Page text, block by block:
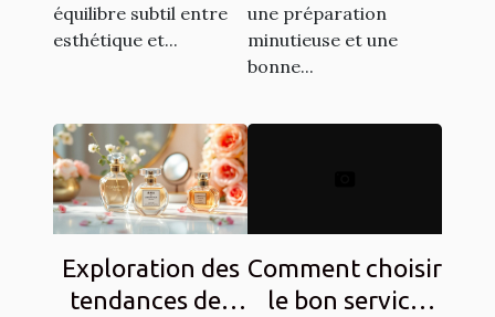
équilibre subtil entre
esthétique et...
une préparation
minutieuse et une
bonne...
Exploration des
tendances des
Comment choisir
le bon service